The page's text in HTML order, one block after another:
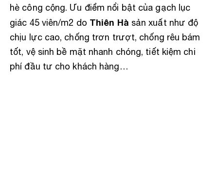
hè công cộng. Ưu điểm nổi bật của gạch lục
giác 45 viên/m2 do Thiên Hà sản xuất như độ
chịu lực cao, chống trơn trượt, chống rêu bám
tốt, vệ sinh bề mặt nhanh chóng, tiết kiệm chi
phí đầu tư cho khách hàng…